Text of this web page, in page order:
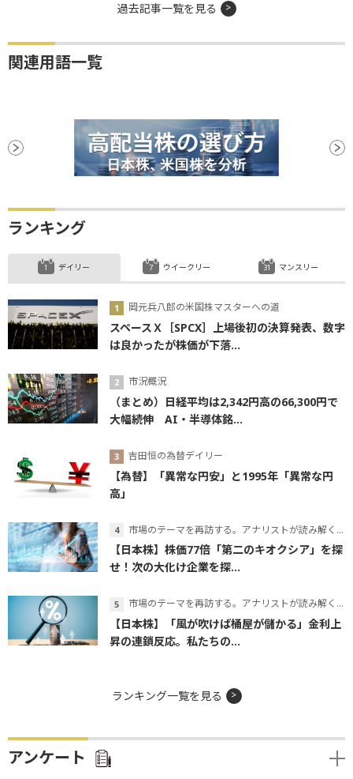
過去記事一覧を見る
関連用語一覧
ランキング
デイリー
岡元兵八郎の米国株マスターへの道
スペースＸ［SPCX］上場後初の決算発表、数字
は良かったが株価が下落...
市況概況
（まとめ）日経平均は2,342円高の66,300円で
大幅続伸 AI・半導体銘...
吉田恒の為替デイリー
【為替】「異常な円安」と1995年「異常な円
高」
市場のテーマを再訪する。アナリストが読み解くテーマの本質
【日本株】株価77倍「第二のキオクシア」を探
せ！次の大化け企業を探...
市場のテーマを再訪する。アナリストが読み解くテーマの本質
【日本株】「風が吹けば桶屋が儲かる」金利上
昇の連鎖反応。私たちの...
ウイークリー マンスリー
ランキング一覧を見る
アンケート